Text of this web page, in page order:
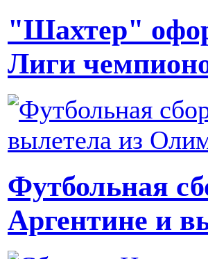
"Шахтер"
Лиги
Футбольная
Аргентине и